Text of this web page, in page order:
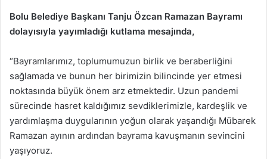
Bolu Belediye Başkanı Tanju Özcan Ramazan Bayramı
dolayısıyla yayımladığı kutlama mesajında,
“Bayramlarımız, toplumumuzun birlik ve beraberliğini
sağlamada ve bunun her birimizin bilincinde yer etmesi
noktasında büyük önem arz etmektedir. Uzun pandemi
sürecinde hasret kaldığımız sevdiklerimizle, kardeşlik ve
yardımlaşma duygularının yoğun olarak yaşandığı Mübarek
Ramazan ayının ardından bayrama kavuşmanın sevincini
yaşıyoruz.